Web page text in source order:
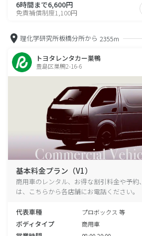
6時間まで6,600円
免責補償制度1,100円
理化学研究所板橋分所から 2355m
トヨタレンタカー巣鴨
豊島区巣鴨2-16-6
基本料金プラン（V1）
商用車のレンタル、お得な割引料金や予
は、こちらから各店舗にお電話ください。
代表車種 プロボックス 等
ボディタイプ 商用車